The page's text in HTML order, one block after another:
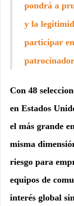
pondrá a
y la
participar
Con 48
en Estados
el más grande
misma
riesgo para
equipos de
interés global